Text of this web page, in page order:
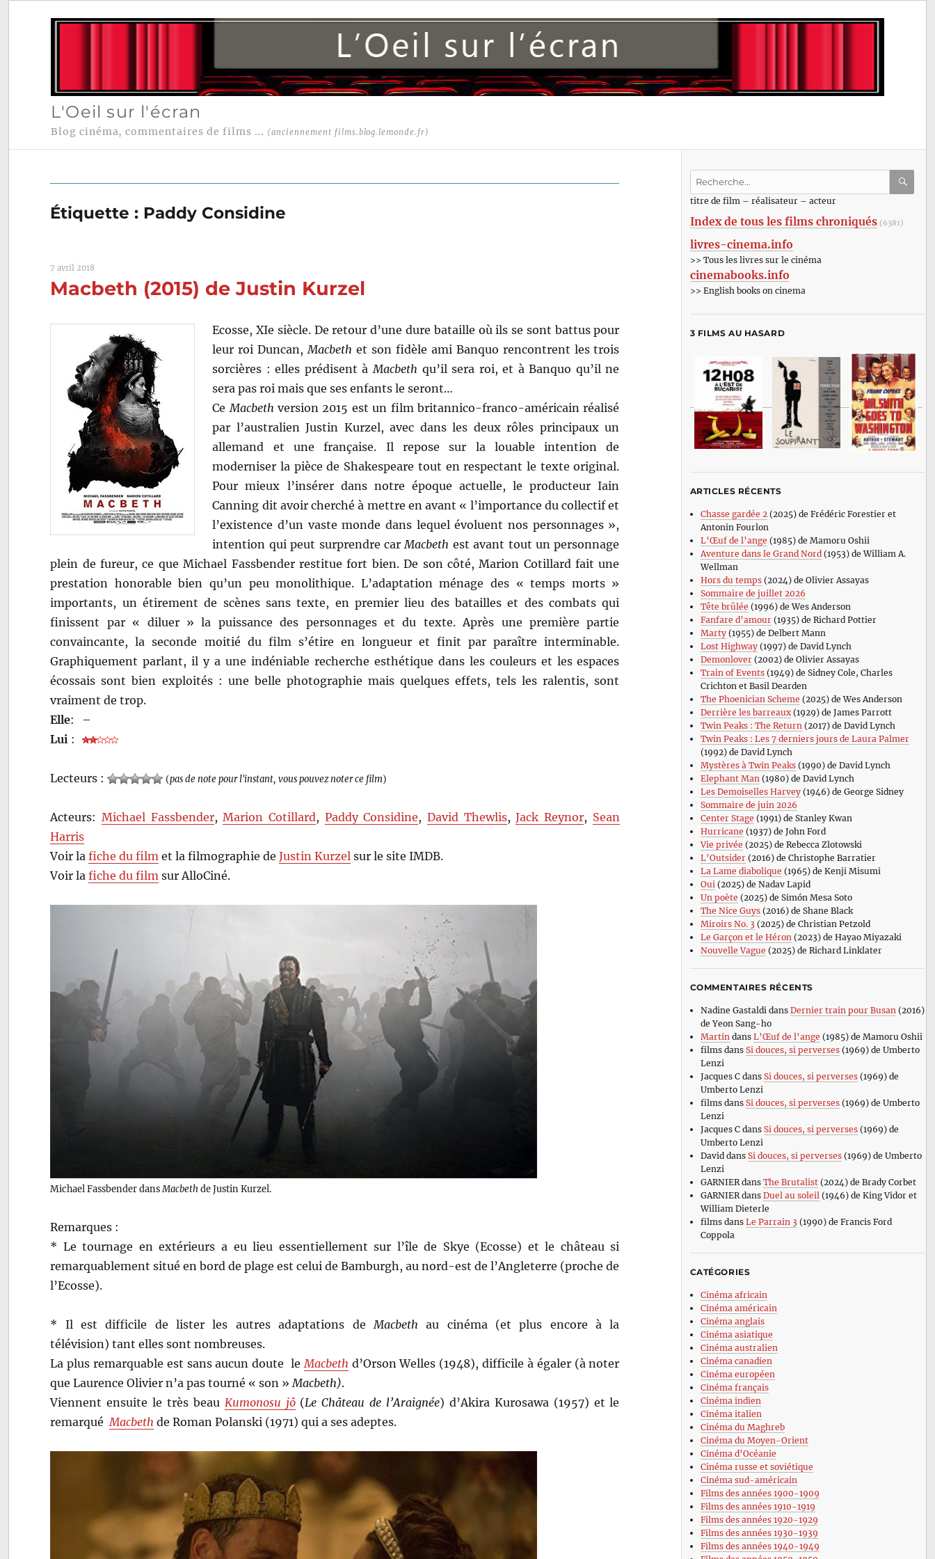
L'Oeil sur l'écran
Blog cinéma, commentaires de films ... (anciennement films.blog.lemonde.fr)
Étiquette : Paddy Considine
7 avril 2018
Macbeth (2015) de Justin Kurzel
Ecosse, XIe siècle. De retour d’une dure bataille où ils se sont battus pour
leur roi Duncan, Macbeth et son fidèle ami Banquo rencontrent les trois
sorcières : elles prédisent à Macbeth qu’il sera roi, et à Banquo qu’il ne
sera pas roi mais que ses enfants le seront…
Ce Macbeth version 2015 est un film britannico-franco-américain réalisé
par l’australien Justin Kurzel, avec dans les deux rôles principaux un
allemand et une française. Il repose sur la louable intention de
moderniser la pièce de Shakespeare tout en respectant le texte original.
Pour mieux l’insérer dans notre époque actuelle, le producteur Iain
Canning dit avoir cherché à mettre en avant « l’importance du collectif et
l’existence d’un vaste monde dans lequel évoluent nos personnages »,
intention qui peut surprendre car Macbeth est avant tout un personnage
plein de fureur, ce que Michael Fassbender restitue fort bien. De son côté, Marion Cotillard fait une
prestation honorable bien qu’un peu monolithique. L’adaptation ménage des « temps morts »
importants, un étirement de scènes sans texte, en premier lieu des batailles et des combats qui
finissent par « diluer » la puissance des personnages et du texte. Après une première partie
convaincante, la seconde moitié du film s’étire en longueur et finit par paraître interminable.
Graphiquement parlant, il y a une indéniable recherche esthétique dans les couleurs et les espaces
écossais sont bien exploités : une belle photographie mais quelques effets, tels les ralentis, sont
vraiment de trop.
Elle:
–
Lui :
Lecteurs : (pas de note pour l'instant, vous pouvez noter ce film)
Acteurs: Michael Fassbender,Marion Cotillard, Paddy Considine, David Thewlis,Jack Reynor, Sean
Harris
Voir lafiche du film et la filmographie deJustin Kurzel sur le site IMDB.
Voir lafiche du film sur AlloCiné.
Michael Fassbender dansMacbeth de Justin Kurzel.
Remarques :
* Le tournage en extérieurs a eu lieu essentiellement sur l’île de Skye (Ecosse) et le château si
remarquablement situé en bord de plage est celui de Bamburgh, au nord-est de l’Angleterre (proche de
l’Ecosse).
* Il est difficile de lister les autres adaptations deMacbeth au cinéma (et plus encore à la
télévision) tant elles sont nombreuses.
La plus remarquable est sans aucun doute leMacbeth d’Orson Welles (1948), difficile à égaler (à noter
que Laurence Olivier n’a pas tourné « son »Macbeth).
Viennent ensuite le très beau Kumonosu jô(Le Château de l’Araignée) d’Akira Kurosawa (1957) et le
remarquéMacbeth de Roman Polanski (1971) qui a ses adeptes.
Recherche
:titre de film – réalisateur – acteur
Index de tous les films chroniqués (6381)
livres-cinema.info
>> Tous les livres sur le cinéma
cinemabooks.info
>> English books on cinema
3 FILMS AU HASARD
ARTICLES RÉCENTS
Chasse gardée 2(2025) de Frédéric Forestier et
Antonin Fourlon
L’Œuf de l’ange (1985) de Mamoru Oshii
Aventure dans le Grand Nord(1953) de William A.
Wellman
Hors du temps(2024) de Olivier Assayas
Sommaire de juillet 2026
Tête brûlée (1996) de Wes Anderson
Fanfare d’amour(1935) de Richard Pottier
Marty(1955) de Delbert Mann
Lost Highway(1997) de David Lynch
Demonlover(2002) de Olivier Assayas
Train of Events(1949) de Sidney Cole, Charles
Crichton et Basil Dearden
The Phoenician Scheme (2025) de Wes Anderson
Derrière les barreaux(1929) de James Parrott
Twin Peaks : The Return(2017) de David Lynch
Twin Peaks : Les 7 derniers jours de Laura Palmer
(1992) de David Lynch
Mystères à Twin Peaks(1990) de David Lynch
Elephant Man(1980) de David Lynch
Les Demoiselles Harvey(1946) de George Sidney
Sommaire de juin 2026
Center Stage (1991) de Stanley Kwan
Hurricane (1937) de John Ford
Vie privée (2025) de Rebecca Zlotowski
L’Outsider(2016) de Christophe Barratier
La Lame diabolique (1965) de Kenji Misumi
Oui(2025) de Nadav Lapid
Un poète (2025) de Simón Mesa Soto
The Nice Guys(2016) de Shane Black
Miroirs No. 3 (2025) de Christian Petzold
Le Garçon et le Héron(2023) de Hayao Miyazaki
Nouvelle Vague (2025) de Richard Linklater
COMMENTAIRES RÉCENTS
Nadine Gastaldi dans Dernier train pour Busan (2016)
de Yeon Sang-ho
Martin dans L’Œuf de l’ange (1985) de Mamoru Oshii
filmsdans Si douces, si perverses(1969) de Umberto
Lenzi
Jacques Cdans Si douces, si perverses(1969) de
Umberto Lenzi
filmsdans Si douces, si perverses(1969) de Umberto
Lenzi
Jacques Cdans Si douces, si perverses(1969) de
Umberto Lenzi
David dans Si douces, si perverses(1969) de Umberto
Lenzi
GARNIERdans The Brutalist(2024) de Brady Corbet
GARNIERdans Duel au soleil (1946) de King Vidor et
William Dieterle
filmsdans Le Parrain 3 (1990) de Francis Ford
Coppola
CATÉGORIES
Cinéma africain
Cinéma américain
Cinéma anglais
Cinéma asiatique
Cinéma australien
Cinéma canadien
Cinéma européen
Cinéma français
Cinéma indien
Cinéma italien
Cinéma du Maghreb
Cinéma du Moyen-Orient
Cinéma d’Océanie
Cinéma russe et soviétique
Cinéma sud-américain
Films des années 1900-1909
Films des années 1910-1919
Films des années 1920-1929
Films des années 1930-1939
Films des années 1940-1949